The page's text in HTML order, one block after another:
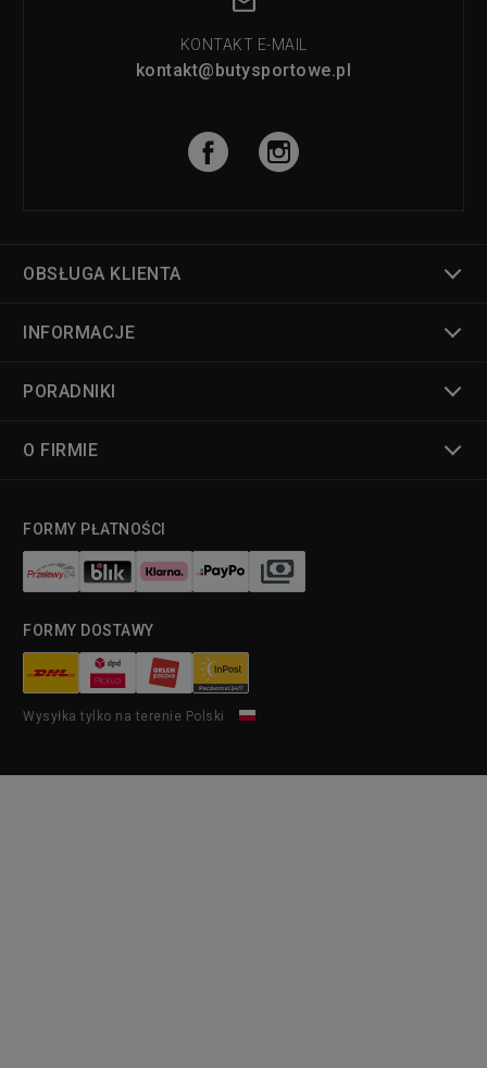
KONTAKT E-MAIL
kontakt@butysportowe.pl
OBSŁUGA KLIENTA
INFORMACJE
PORADNIKI
O FIRMIE
FORMY PŁATNOŚCI
FORMY DOSTAWY
Wysyłka tylko na terenie Polski